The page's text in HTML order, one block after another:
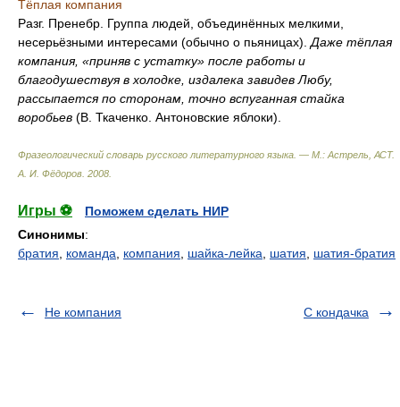
Тёплая компания
Разг. Пренебр. Группа людей, объединённых мелкими,
несерьёзными интересами (обычно о пьяницах). Даже тёплая
компания, «приняв с устатку» после работы и
благодушествуя в холодке, издалека завидев Любу,
рассыпается по сторонам, точно вспуганная стайка
воробьев (В. Ткаченко. Антоновские яблоки).
Фразеологический словарь русского литературного языка. — М.: Астрель, АСТ.
А. И. Фёдоров 2008
Игры ⚽
Поможем сделать НИР
Синонимы:
братия
команда компания шайка-лейка шатия шатия-братия
Не компания С кондачка